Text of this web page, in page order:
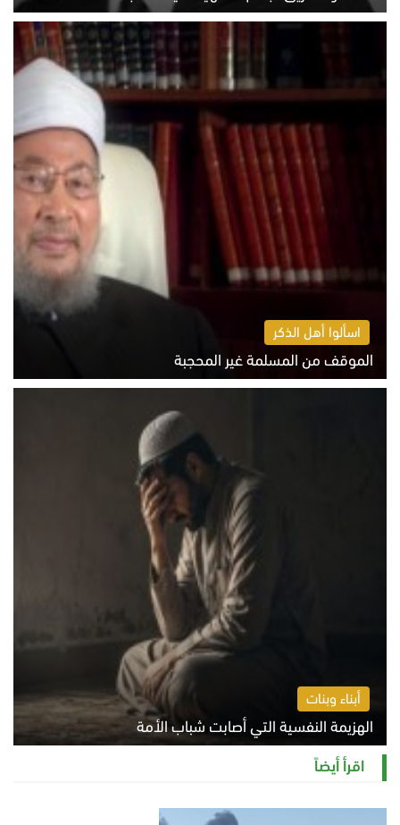
الخميس 6 أغسطس 2026 10:52 ص
اسألوا أهل الذكر
الموقف من المسلمة غير المحجبة
الخميس 6 أغسطس 2026 10:45 ص
أبناء وبنات
الهزيمة النفسية التي أصابت شباب الأمة
الخميس 6 أغسطس 2026 11:12 ص
اقرأ أيضاً